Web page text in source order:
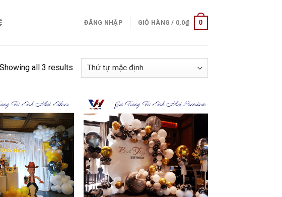
ĐĂNG NHẬP GIỎ HÀNG / 0,0₫ 0
Showing all 3 results
Add to
wishlist
Add to
wishlist